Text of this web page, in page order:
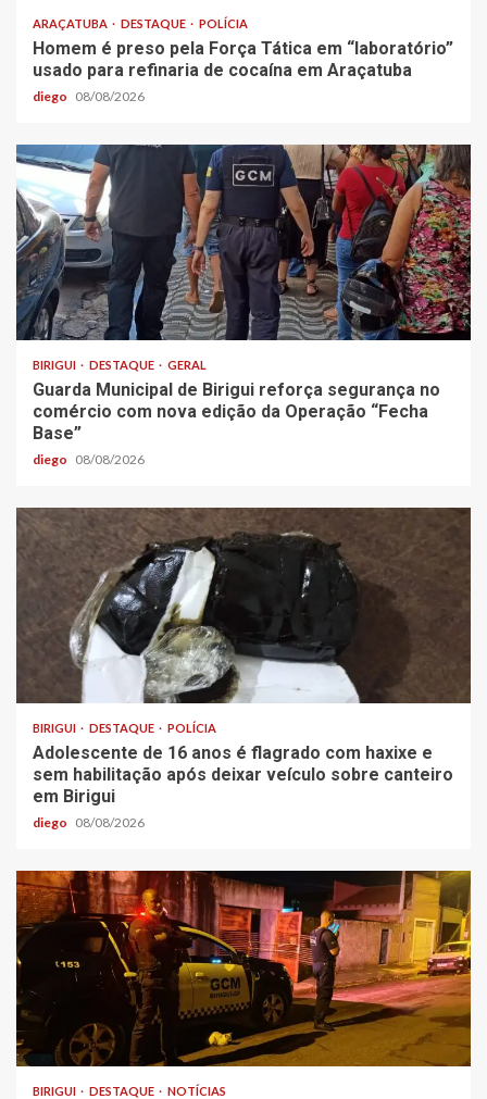
ARAÇATUBA DESTAQUE POLÍCIA
Homem é preso pela Força Tática em “laboratório”
usado para refinaria de cocaína em Araçatuba
diego 08/08/2026
BIRIGUI DESTAQUE GERAL
Guarda Municipal de Birigui reforça segurança no
comércio com nova edição da Operação “Fecha
Base”
diego 08/08/2026
BIRIGUI DESTAQUE POLÍCIA
Adolescente de 16 anos é flagrado com haxixe e
sem habilitação após deixar veículo sobre canteiro
em Birigui
diego 08/08/2026
BIRIGUI DESTAQUE NOTÍCIAS